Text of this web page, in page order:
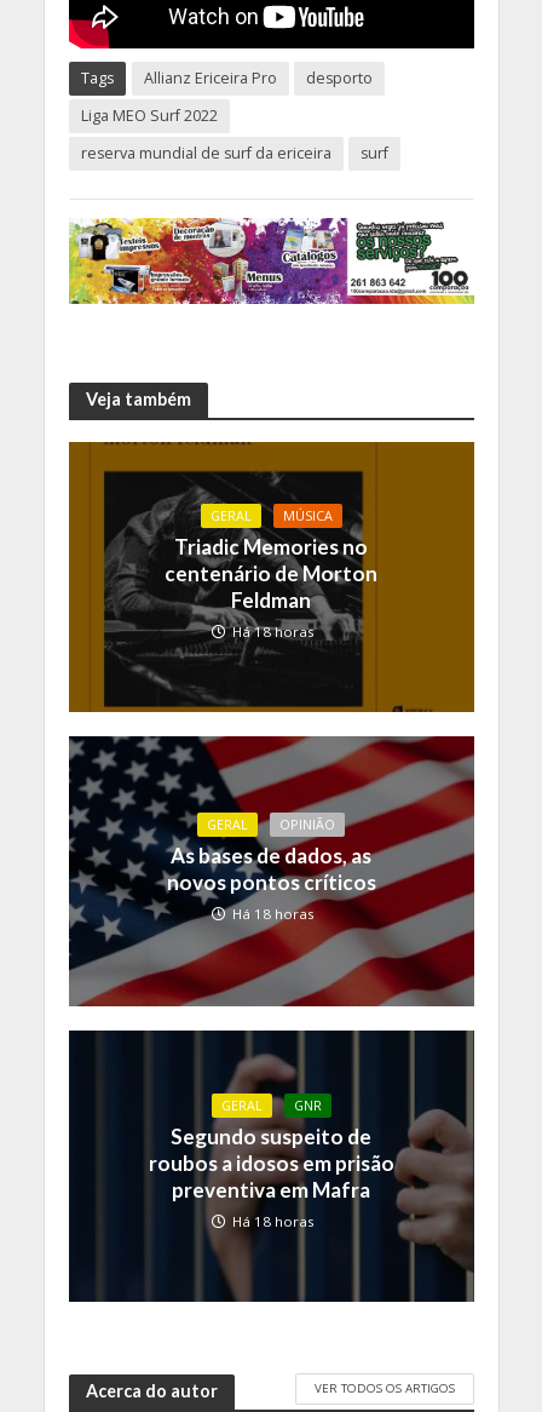
Tags Allianz Ericeira Pro
desporto
Liga MEO Surf 2022
reserva mundial de surf da ericeira
surf
Veja também
GERAL MÚSICA
Triadic Memories no
centenário de Morton
Feldman
Há 18 horas
GERAL OPINIÃO
As bases de dados, as
novos pontos críticos
Há 18 horas
GERAL GNR
Segundo suspeito de
roubos a idosos em prisão
preventiva em Mafra
Há 18 horas
Acerca do autor VER TODOS OS ARTIGOS